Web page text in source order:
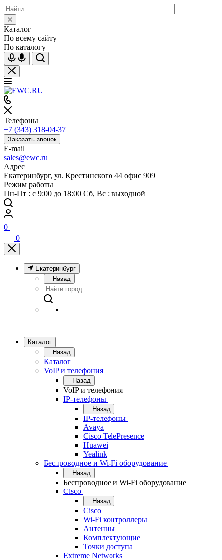
Каталог
По всему сайту
По каталогу
Телефоны
+7 (343) 318-04-37
Заказать звонок
E-mail
sales@ewc.ru
Адрес
Екатеринбург, ул. Крестинского 44 офис 909
Режим работы
Пн-Пт : с 9:00 до 18:00 Сб, Вс : выходной
0
0
Екатеринбург
Назад
Каталог
Назад
Каталог
VoIP и телефония
Назад
VoIP и телефония
IP-телефоны
Назад
IP-телефоны
Avaya
Cisco TelePresence
Huawei
Yealink
Беспроводное и Wi-Fi оборудование
Назад
Беспроводное и Wi-Fi оборудование
Cisco
Назад
Cisco
Wi-Fi контроллеры
Антенны
Комплектующие
Точки доступа
Extreme Networks